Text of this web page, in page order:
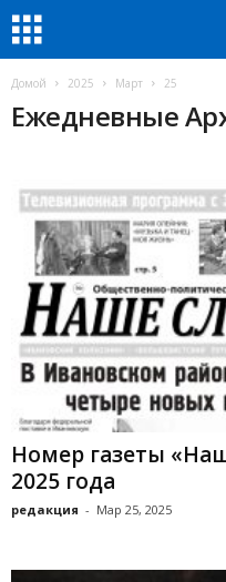
Домой 2025 Март 25
Ежедневные
Номер газеты
2025 года
редакция - Мар 25, 2025